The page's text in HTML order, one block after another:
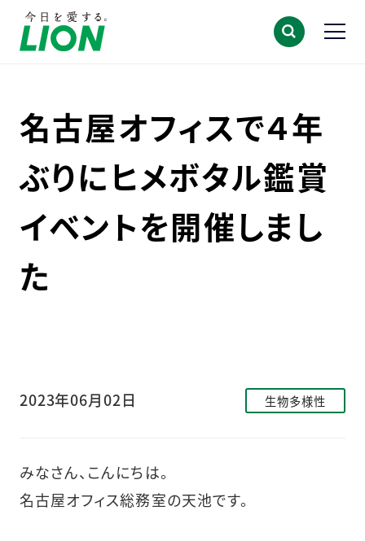
名古屋オフィスで４年
ぶりにヒメボタル鑑賞
イベントを開催しまし
た
2023年06月02日 生物多様性
みなさん、こんにちは。
名古屋オフィス総務室の天池です。